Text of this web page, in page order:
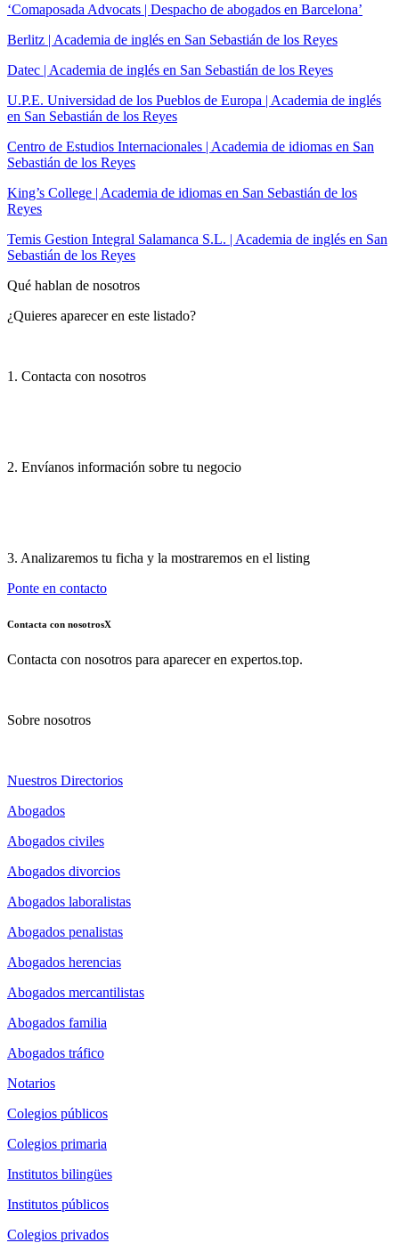
‘Comaposada Advocats | Despacho de abogados en Barcelona’
Berlitz | Academia de inglés en San Sebastián de los Reyes
Datec | Academia de inglés en San Sebastián de los Reyes
U.P.E. Universidad de los Pueblos de Europa | Academia de inglés
en San Sebastián de los Reyes
Centro de Estudios Internacionales | Academia de idiomas en San
Sebastián de los Reyes
King’s College | Academia de idiomas en San Sebastián de los
Reyes
Temis Gestion Integral Salamanca S.L. | Academia de inglés en San
Sebastián de los Reyes
Qué hablan de nosotros
¿Quieres aparecer en este listado?
1. Contacta con nosotros
2. Envíanos información sobre tu negocio
3. Analizaremos tu ficha y la mostraremos en el listing
Ponte en contacto
Contacta con nosotrosX
Contacta con nosotros para aparecer en expertos.top.
Sobre nosotros
Nuestros Directorios
Abogados
Abogados civiles
Abogados divorcios
Abogados laboralistas
Abogados penalistas
Abogados herencias
Abogados mercantilistas
Abogados familia
Abogados tráfico
Notarios
Colegios públicos
Colegios primaria
Institutos bilingües
Institutos públicos
Colegios privados